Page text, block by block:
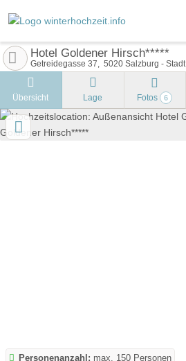
Hotel Goldener Hirsch*****
Getreidegasse 37 5020 Salzburg - Stadt
Übersicht Lage Fotos 6
Personenanzahl: max. 150 Personen